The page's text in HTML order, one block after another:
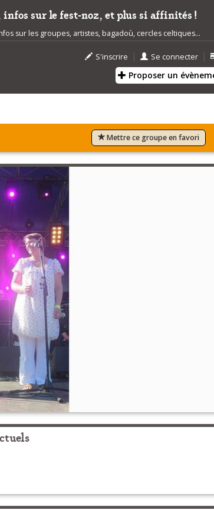
infos sur le fest-noz, et plus si affinités !
sur les groupes, artistes, bagadoù, cercles celtiques...
S'inscrire | Se connecter |
Proposer un
Mettre ce groupe en favori